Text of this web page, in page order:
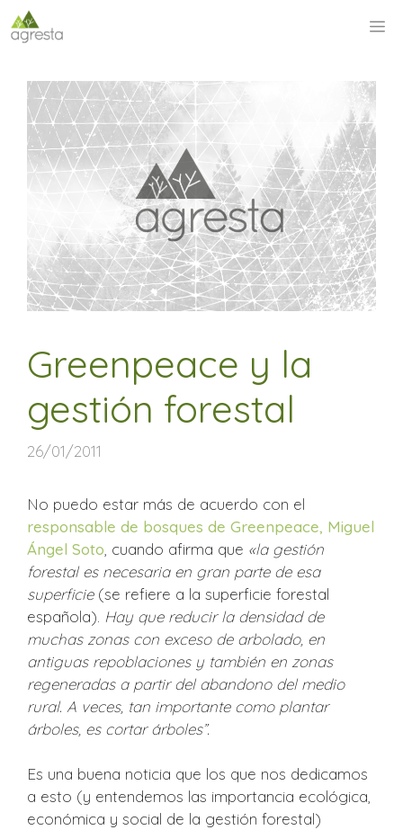
Saltar
al
Greenpeace y la
gestión forestal
26/01/2011
No puedo estar más de acuerdo con el
responsable de bosques de Greenpeace, Miguel
Ángel Soto , cuando afirma que «la gestión
forestal es necesaria en gran parte de esa
superficie (se refiere a la superficie forestal
española). Hay que reducir la densidad de
muchas zonas con exceso de arbolado, en
antiguas repoblaciones y también en zonas
regeneradas a partir del abandono del medio
rural. A veces, tan importante como plantar
árboles, es cortar árboles”.
Es una buena noticia que los que nos dedicamos
a esto (y entendemos las importancia ecológica,
económica y social de la gestión forestal)